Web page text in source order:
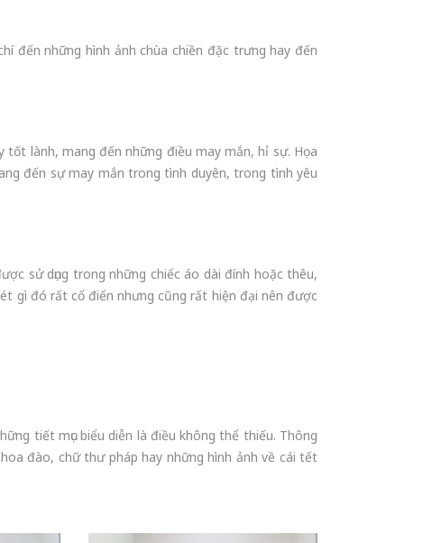
đến những hình ảnh chùa chiền đặc trưng hay đến
lành, mang đến những điều may mắn, hỉ sự. Họa
đến sự may mắn trong tình duyên, trong tình yêu
sử dụng trong những chiếc áo dài đính hoặc thêu,
gì đó rất cổ điển nhưng cũng rất hiện đại nên được
tiết mục biểu diễn là điều không thể thiếu. Thông
đào, chữ thư pháp hay những hình ảnh về cái tết